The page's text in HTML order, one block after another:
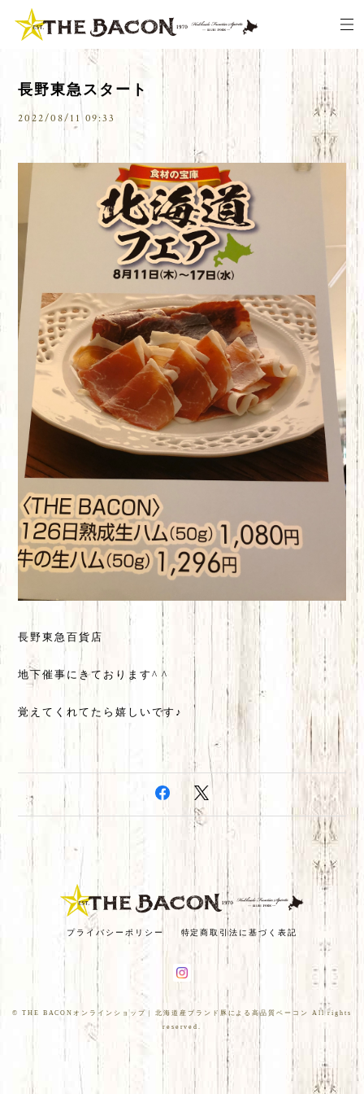
長野東急スタート
2022/08/11 09:33
長野東急百貨店
地下催事にきております^ ^
覚えてくれてたら嬉しいです♪
プライバシーポリシー 特定商取引法に基づく表記
© THE BACONオンラインショップ | 北海道産ブランド豚による高品質ベーコン All rights
reserved.